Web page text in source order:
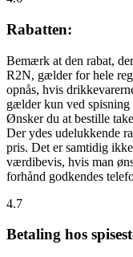
Rabatten:
Bemærk at den rabat,
R2N, gælder for hele
opnås, hvis
gælder kun ved spisning
Ønsker du at bestille
Der ydes udelukkende
pris. Det er samtidig
værdibevis, hvis man
forhånd godkendes
4.7
Betaling hos